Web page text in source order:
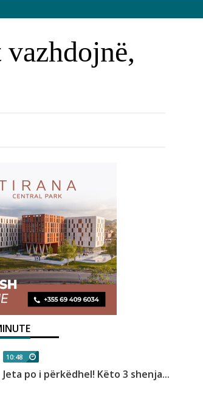
10:48
Jeta po i përkëdhel! Këto 3 shenja...